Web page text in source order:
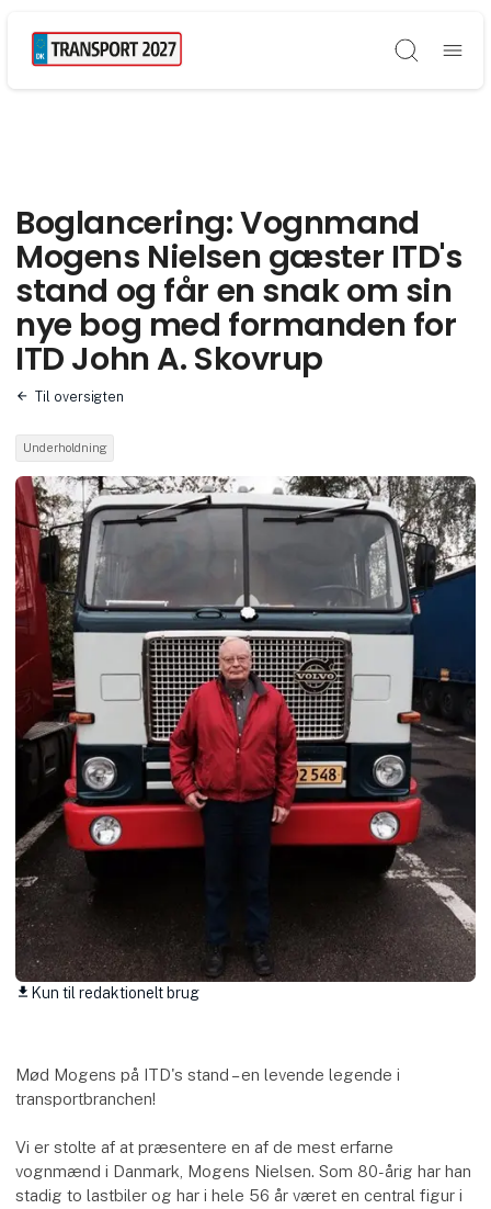
Søg
Boglancering: Vognmand
Mogens Nielsen gæster ITD's
stand og får en snak om sin
nye bog med formanden for
ITD John A. Skovrup
Til oversigten
Underholdning
download Kun til redaktionelt brug
Mød Mogens på ITD's stand – en levende legende i
transportbranchen!
Vi er stolte af at præsentere en af de mest erfarne
vognmænd i Danmark, Mogens Nielsen. Som 80-årig har han
stadig to lastbiler og har i hele 56 år været en central figur i